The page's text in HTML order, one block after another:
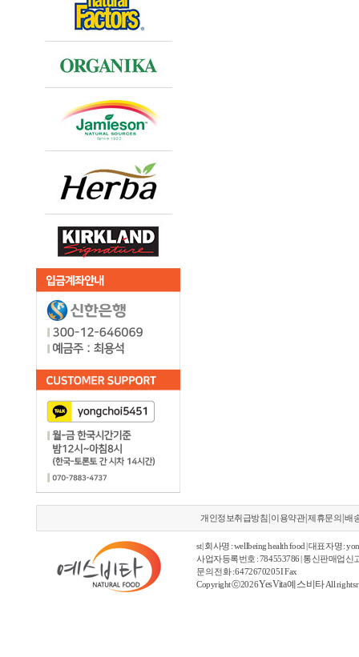
개인정보취급방침 이용약관|제휴문의 |배
st | 회사명 : wellbeing health food | 대표자명 :
사업자등록번호 : 784553786 | 통신판매업신
문의 전화 : 6472670205 I Fax
Copyright ⓒ2026YesVita 예스비타All rights